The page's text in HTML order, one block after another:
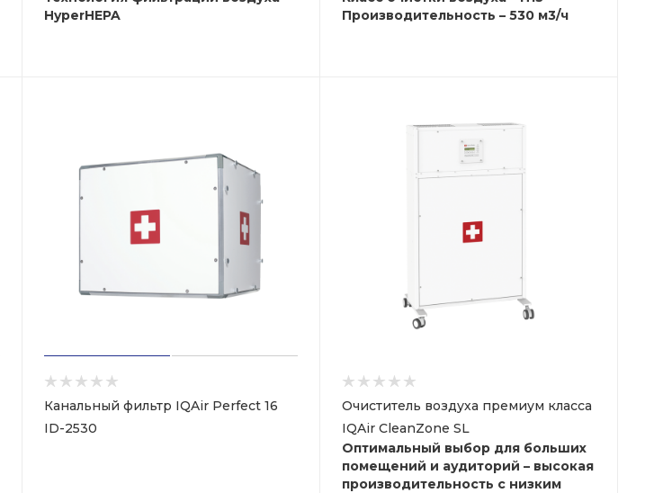
HyperHEPA
Производительность – 530 м3/ч
Канальный фильтр IQAir Perfect 16
ID-2530
Очиститель воздуха премиум класса
IQAir CleanZone SL
Оптимальный выбор для больших
помещений и аудиторий – высокая
производительность с низким